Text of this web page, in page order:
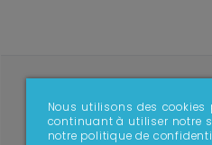
Nous utilisons des cookies
continuant à utiliser notre
notre politique de
5/5
Produit connu